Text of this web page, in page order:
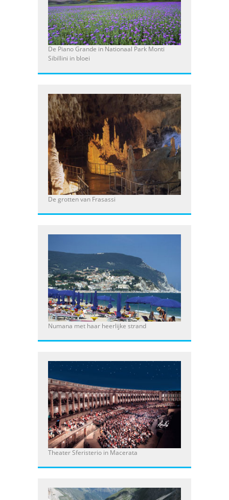
De Piano Grande in Nationaal Park Monti
Sibillini in bloei
De grotten van Frasassi
Numana met haar heerlijke strand
Theater Sferisterio in Macerata